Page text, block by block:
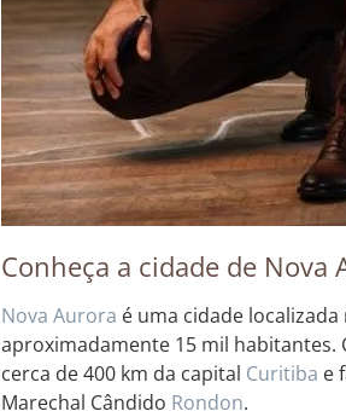
Conheça a cidade de Nova
Nova Aurora é uma cidade
aproximadamente 15 mil habitantes.
cerca de 400 km da capital Curitiba e
Marechal Cândido Rondon.